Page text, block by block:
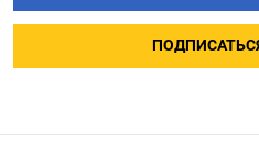
ПОДПИСАТЬСЯ